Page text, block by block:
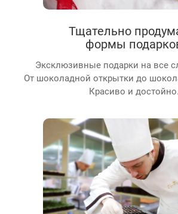
Тщательно
формы
Эксклюзивные подарки на все
От шоколадной открытки до
Красиво и достойно.